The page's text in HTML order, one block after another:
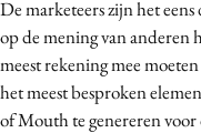
De marketeers zijn het
op de mening van anderen
meest rekening mee
het meest besproken
of Mouth te genereren